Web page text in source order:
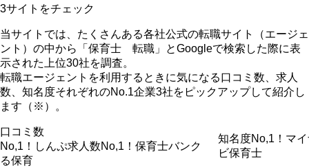
3サイト をチェック
当サイトでは、たくさんある各社公式の転職サイト（エージェ
ント）の中から「保育士 転職」とGoogleで検索した際に表
示された上位30社を調査。
転職エージェントを利用するときに気になる口コミ数、求人
数、知名度それぞれのNo.1企業3社をピックアップして紹介 し
ます（※）。
口コミ数
No,1！ しんぷ
る保育
求人数No,1！ 保育士バンク
知名度No,1！ マ
ビ保育士